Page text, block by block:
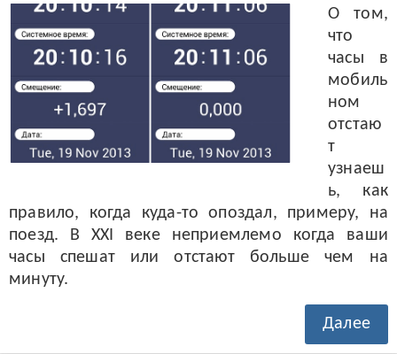
О том,
что
часы в
мобиль
ном
отстаю
т
узнаеш
ь, как
правило, когда куда-то опоздал, примеру, на
поезд. В XXI веке неприемлемо когда ваши
часы спешат или отстают больше чем на
минуту.
Далее